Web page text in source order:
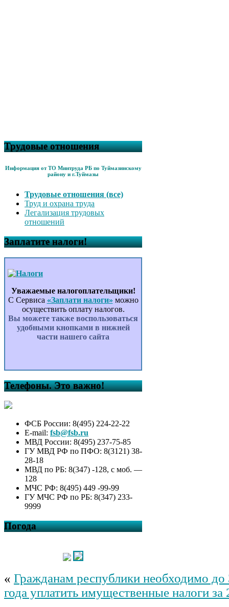
Трудовые отношения
Информация от ТО Минтруда РБ по Туймазинскому
району и г.Туймазы
Трудовые отношения (все)
Труд и охрана труда
Легализация трудовых
отношений
Заплатите налоги!
Уважаемые налогоплательщики!
С Сервиса «Заплати налоги» можно
осуществить оплату налогов.
Вы можете также воспользоваться
удобными кнопками в нижней
части нашего сайта
Телефоны. Это важно!
ФСБ России: 8(495) 224-22-22
E-mail: fsb@fsb.ru
МВД России: 8(495) 237-75-85
ГУ МВД РФ по ПФО: 8(3121) 38-
28-18
МВД по РБ: 8(347) -128, с моб. —
128
МЧС РФ: 8(495) 449 -99-99
ГУ МЧС РФ по РБ: 8(347) 233-
9999
Погода
« Гражданам республики необходимо до
года уплатить имущественные налоги за